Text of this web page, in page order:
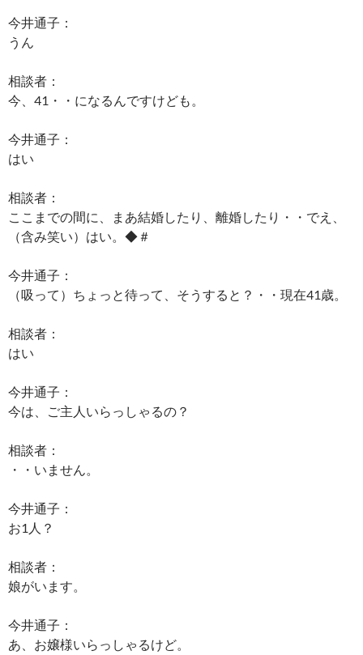
今井通子：
うん
相談者：
今、41・・になるんですけども。
今井通子：
はい
相談者：
ここまでの間に、まあ結婚したり、離婚したり・・でえ、
（含み笑い）はい。◆＃
今井通子：
（吸って）ちょっと待って、そうすると？・・現在41歳。
相談者：
はい
今井通子：
今は、ご主人いらっしゃるの？
相談者：
・・いません。
今井通子：
お1人？
相談者：
娘がいます。
今井通子：
あ、お嬢様いらっしゃるけど。